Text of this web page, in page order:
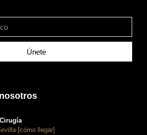
Únete
[cómo llegar]